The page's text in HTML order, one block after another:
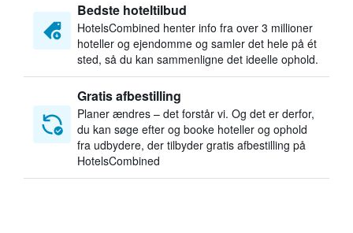
Bedste hoteltilbud
HotelsCombined henter info fra over 3 millioner
hoteller og ejendomme og samler det hele på ét
sted, så du kan sammenligne det ideelle ophold.
Gratis afbestilling
Planer ændres – det forstår vi. Og det er derfor,
du kan søge efter og booke hoteller og ophold
fra udbydere, der tilbyder gratis afbestilling på
HotelsCombined